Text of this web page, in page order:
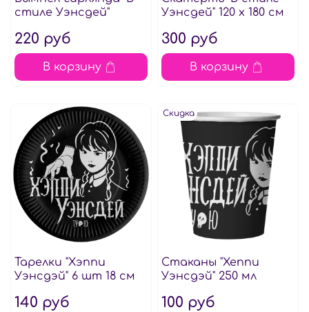
стиле Уэнсдей"
220 руб
В корзину
Уэнсдей" 120 х 180 см
300 руб
В корзину
Тарелки "Хэппи
Уэнсдэй" 6 шт 18 см
140 руб
Скидка
Стаканы "Хеппи
Уэнсдэй" 250 мл
100 руб